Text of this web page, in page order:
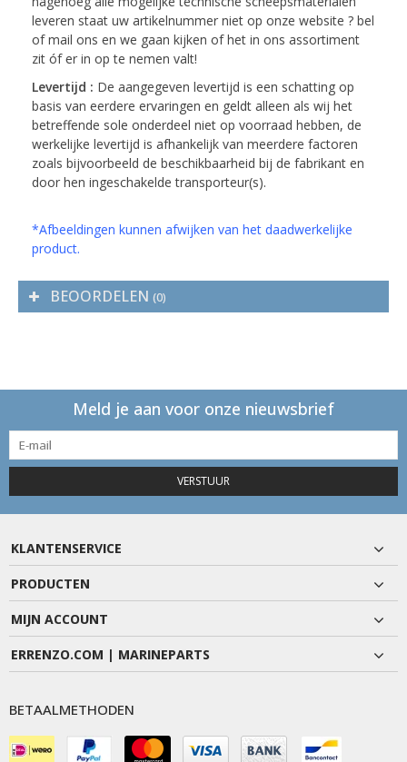
leveren staat uw artikelnummer niet op onze website ? bel
of mail ons en we gaan kijken of het in ons assortiment
zit óf er in op te nemen valt!
Levertijd : De aangegeven levertijd is een schatting op
basis van eerdere ervaringen en geldt alleen als wij het
betreffende sole onderdeel niet op voorraad hebben, de
werkelijke levertijd is afhankelijk van meerdere factoren
zoals bijvoorbeeld de beschikbaarheid bij de fabrikant en
door hen ingeschakelde transporteur(s).
*Afbeeldingen kunnen afwijken van het daadwerkelijke
product.
BEOORDELEN (0)
Meld je aan voor onze nieuwsbrief
VERSTUUR
KLANTENSERVICE
PRODUCTEN
MIJN ACCOUNT
ERRENZO.COM | MARINEPARTS
BETAALMETHODEN